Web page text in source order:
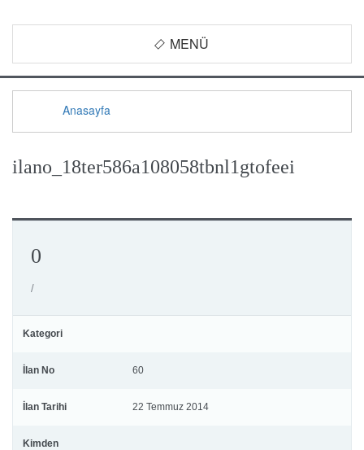
MENÜ
Anasayfa
ilano_18ter586a108058tbnl1gtofeei
0
/
Kategori
İlan No 60
İlan Tarihi 22 Temmuz 2014
Kimden